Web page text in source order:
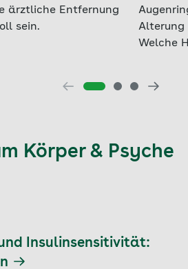
ärztliche Entfernung
sein.
Alterung
Welche
Körper & Psyche
Insulinsensitivität: